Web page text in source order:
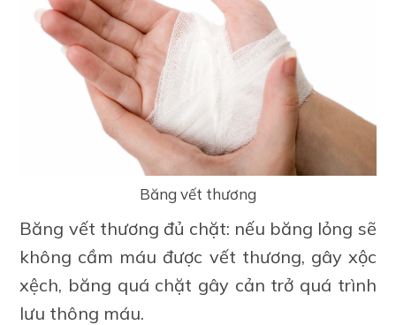
Băng vết thương
Băng vết thương đủ chặt: nếu băng lỏng sẽ
không cầm máu được vết thương, gây xộc
xệch, băng quá chặt gây cản trở quá trình
lưu thông máu.